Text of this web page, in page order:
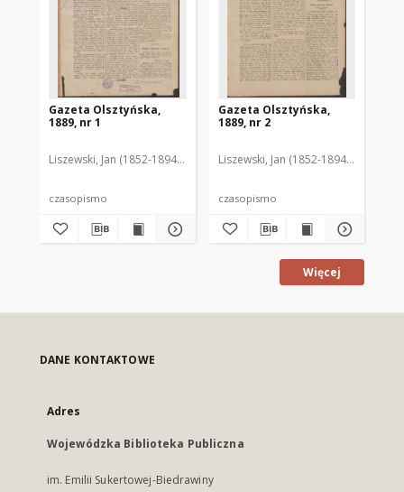
Gazeta Olsztyńska,
1889, nr 1
Liszewski, Jan (1852-1894). Red.
czasopismo
Gazeta Olsztyńska,
1889, nr 2
Liszewski, Jan (1852-1894). Red.
czasopismo
Więcej
DANE KONTAKTOWE
Adres
Wojewódzka Biblioteka Publiczna
im. Emilii Sukertowej-Biedrawiny